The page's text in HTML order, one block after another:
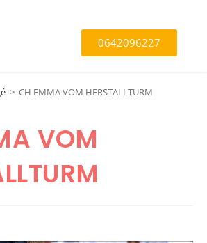
0642096227
> CH EMMA VOM HERSTALLTURM
VOM